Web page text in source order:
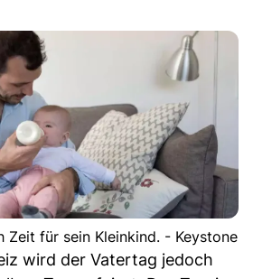
Zeit für sein Kleinkind. - Keystone
wird der Vatertag jedoch